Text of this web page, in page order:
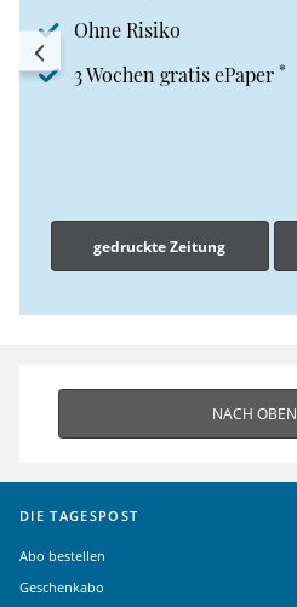
Ohne Risiko
3 Wochen gratis ePaper *
gedruckte Zeitung
NACH OBEN
DIE TAGESPOST
Abo bestellen
Geschenkabo